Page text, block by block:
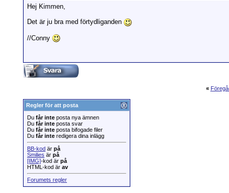
Hej Kimmen,
Det är ju bra med förtydliganden
//Conny
«
Regler för att posta
Du får inte posta nya ämnen
Du får inte posta svar
Du får inte posta bifogade filer
Du får inte redigera dina inlägg
BB-kod är på
Smilies är på
[IMG]-kod är på
HTML-kod är av
Forumets regler